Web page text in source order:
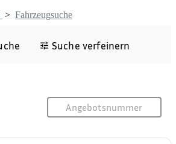
> Fahrzeugsuche
Suche verfeinern